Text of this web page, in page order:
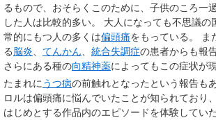
るもので、おそらくこのために、子供のころ一
した人は比較的多い。 大人になっても不思議の
常的にもつ人の多くは偏頭痛をもっている。 ま
る脳炎、 てんかん、 統合失調症の患者からも報
さらにある種の向精神薬によってもこの症状が
たまれに うつ病の前触れとなったという報告も
ロルは偏頭痛に悩んでいたことが知られており
はじめとする作品内のエピソードを体験してい